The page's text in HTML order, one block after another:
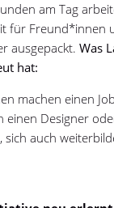
am Tag
für Freund*innen
ausgepackt. Was
hat:
machen einen
einen Designer
sich auch